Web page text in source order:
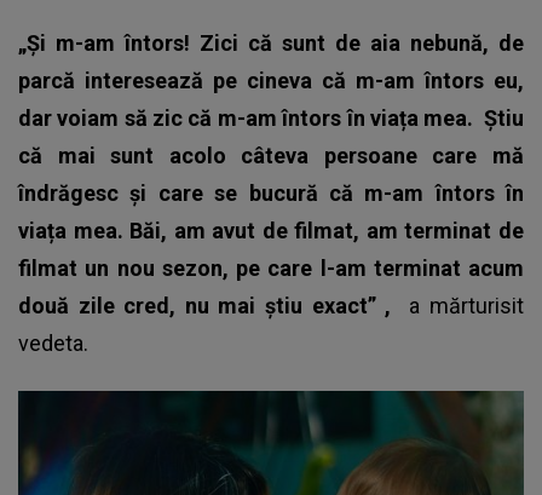
„Și m-am întors! Zici că sunt de aia nebună, de
parcă interesează pe cineva că m-am întors eu,
dar voiam să zic că m-am întors în viața mea. Știu
că mai sunt acolo câteva persoane care mă
îndrăgesc și care se bucură că m-am întors în
viața mea. Băi, am avut de filmat, am terminat de
filmat un nou sezon, pe care l-am terminat acum
două zile cred, nu mai știu exact” , a mărturisit
vedeta.